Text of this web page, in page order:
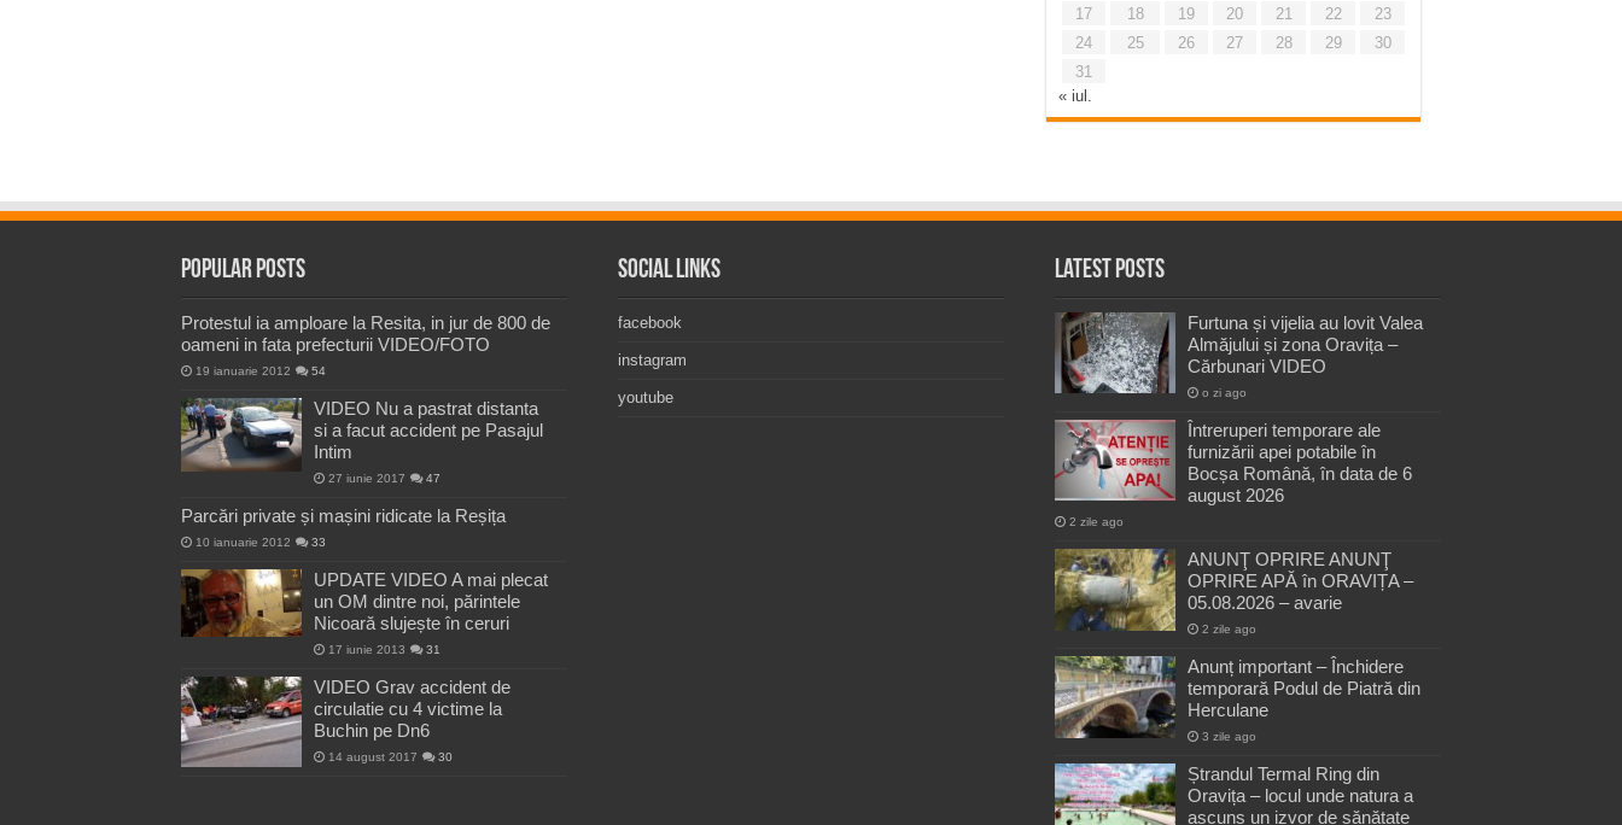
17
18 19 20 21 22
23
24
25 26 27 28 29
30
31
« iul.
Popular Posts
Protestul ia amploare la Resita, in jur de 800 de
oameni in fata prefecturii VIDEO/FOTO
19 ianuarie 2012 54
VIDEO Nu a pastrat distanta
si a facut accident pe Pasajul
Intim
27 iunie 2017 47
Parcări private și mașini ridicate la Reșița
10 ianuarie 2012 33
UPDATE VIDEO A mai plecat
un OM dintre noi, părintele
Nicoară slujește în ceruri
17 iunie 2013 31
VIDEO Grav accident de
circulatie cu 4 victime la
Buchin pe Dn6
14 august 2017 30
Social Links
facebook
instagram
youtube
Latest Posts
Furtuna și vijelia au lovit Valea
Almăjului și zona Oravița –
Cărbunari VIDEO
o zi ago
Întreruperi temporare ale
furnizării apei potabile în
Bocșa Română, în data de 6
august 2026
2 zile ago
ANUNŢ OPRIRE ANUNŢ
OPRIRE APĂ în ORAVIȚA –
05.08.2026 – avarie
2 zile ago
Anunț important – Închidere
temporară Podul de Piatră din
Herculane
3 zile ago
Ștrandul Termal Ring din
Oravița – locul unde natura a
ascuns un izvor de sănătate